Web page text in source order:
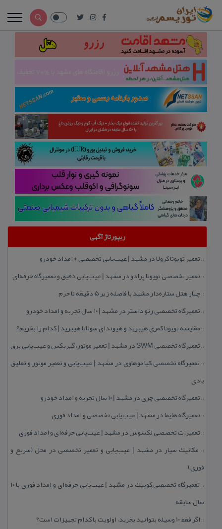
ریپورتاژ آگهی
:: تعمیر تویوتا كرولا در مشهد | عیب‌یابی تخصصی + امداد خودرو
:: تعمیر تخصصی تویوتا پرادو در مشهد | عیب‌یابی دقیق و تعمیرگاه حرفه‌ای
::چهار هتل‌ ستاره‌دار مشهد با فاصله زیر 5 دقیقه تا حرم
:: تعمیرگاه تخصصی رنو داستر در مشهد | ۱۰ سال تجربه و امداد خودرو
:: مقایسه تویوتا كمری هیبرید و هیوندای سوناتا هیبرید | كدام را بخریم؟
:: تعمیرگاه تخصصی SWM در مشهد | تعمیر موتور، گیربكس و عیب‌یابی برق
:: تعمیرگاه تخصصی كیا موهاوی در مشهد | عیب‌یابی و تعمیر موتور و تعلیق
بادی
:: تعمیرگاه تخصصی چری در مشهد | ۱۰ سال تجربه و امداد خودرو
:: تعمیرگاه هایما در مشهد | عیب‌یابی تخصصی و امداد فوری
:: تعمیرات تخصصی لكسوس در مشهد | عیب‌یابی حرفه‌ای و امداد فوری
:: مكانیك سیار در مشهد | عیب‌یابی و تعمیر تخصصی در محل (سریع و
فوری)
::
تعمیرگاه تخصصی كوییك در مشهد | عیب‌یابی حرفه‌ای و امداد فوری با ۱۰
سال سابقه
:: اگر فقط 10 وسیله بتوانید بخرید، اولویت با كدام تجهیزات است؟